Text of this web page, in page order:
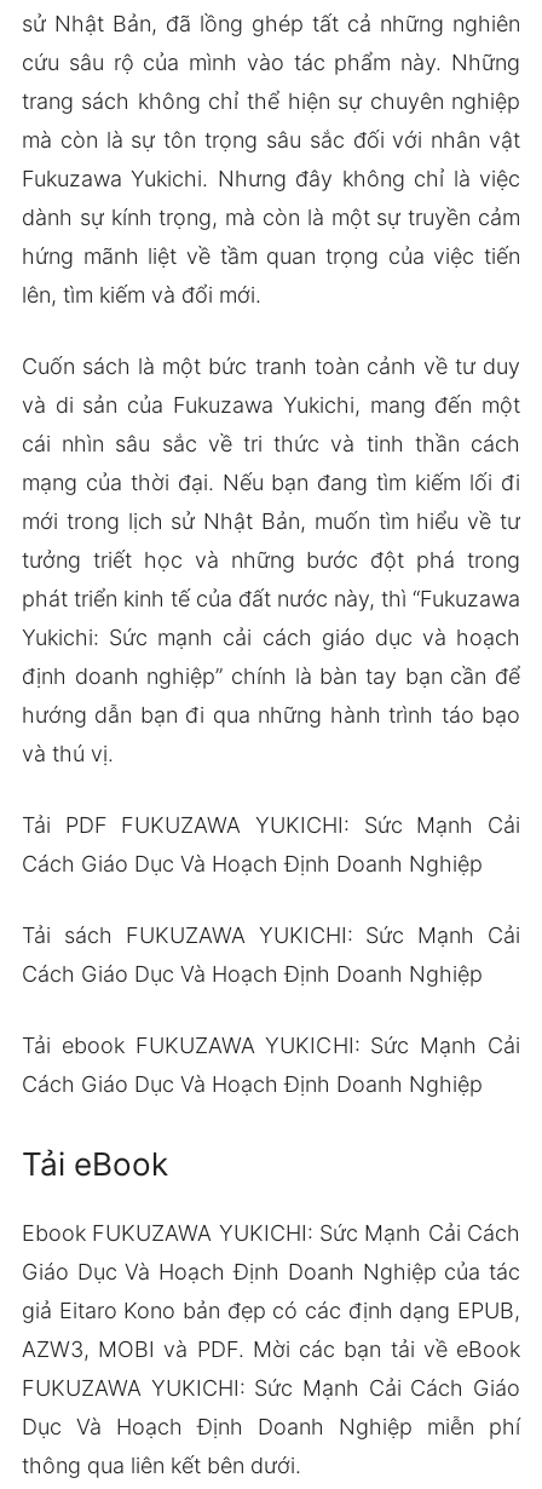
sử Nhật Bản, đã lồng ghép tất cả những nghiên
cứu sâu rộ của mình vào tác phẩm này. Những
trang sách không chỉ thể hiện sự chuyên nghiệp
mà còn là sự tôn trọng sâu sắc đối với nhân vật
Fukuzawa Yukichi. Nhưng đây không chỉ là việc
dành sự kính trọng, mà còn là một sự truyền cảm
hứng mãnh liệt về tầm quan trọng của việc tiến
lên, tìm kiếm và đổi mới.
Cuốn sách là một bức tranh toàn cảnh về tư duy
và di sản của Fukuzawa Yukichi, mang đến một
cái nhìn sâu sắc về tri thức và tinh thần cách
mạng của thời đại. Nếu bạn đang tìm kiếm lối đi
mới trong lịch sử Nhật Bản, muốn tìm hiểu về tư
tưởng triết học và những bước đột phá trong
phát triển kinh tế của đất nước này, thì “Fukuzawa
Yukichi: Sức mạnh cải cách giáo dục và hoạch
định doanh nghiệp” chính là bàn tay bạn cần để
hướng dẫn bạn đi qua những hành trình táo bạo
và thú vị.
Tải PDF FUKUZAWA YUKICHI: Sức Mạnh Cải
Cách Giáo Dục Và Hoạch Định Doanh Nghiệp
Tải sách FUKUZAWA YUKICHI: Sức Mạnh Cải
Cách Giáo Dục Và Hoạch Định Doanh Nghiệp
Tải ebook FUKUZAWA YUKICHI: Sức Mạnh Cải
Cách Giáo Dục Và Hoạch Định Doanh Nghiệp
Tải eBook
Ebook FUKUZAWA YUKICHI: Sức Mạnh Cải Cách
Giáo Dục Và Hoạch Định Doanh Nghiệp của tác
giả Eitaro Kono bản đẹp có các định dạng EPUB,
AZW3, MOBI và PDF. Mời các bạn tải về eBook
FUKUZAWA YUKICHI: Sức Mạnh Cải Cách Giáo
Dục Và Hoạch Định Doanh Nghiệp miễn phí
thông qua liên kết bên dưới.